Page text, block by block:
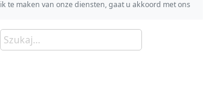
te maken van onze diensten, gaat u akkoord met ons